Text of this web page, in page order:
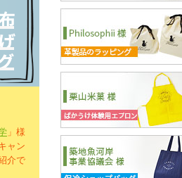
」様
ャン
介で